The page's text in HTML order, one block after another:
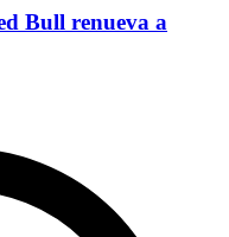
Bull renueva a